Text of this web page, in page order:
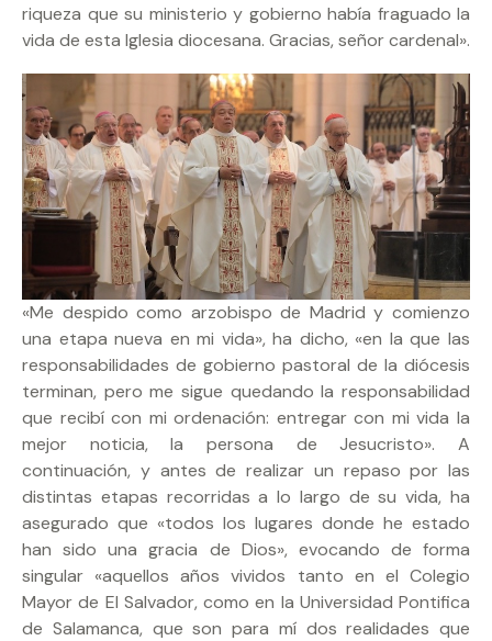
riqueza que su ministerio y gobierno había fraguado la
vida de esta Iglesia diocesana. Gracias, señor cardenal».
«Me despido como arzobispo de Madrid y comienzo
una etapa nueva en mi vida», ha dicho, «en la que las
responsabilidades de gobierno pastoral de la diócesis
terminan, pero me sigue quedando la responsabilidad
que recibí con mi ordenación: entregar con mi vida la
mejor noticia, la persona de Jesucristo». A
continuación, y antes de realizar un repaso por las
distintas etapas recorridas a lo largo de su vida, ha
asegurado que «todos los lugares donde he estado
han sido una gracia de Dios», evocando de forma
singular «aquellos años vividos tanto en el Colegio
Mayor de El Salvador, como en la Universidad Pontifica
de Salamanca, que son para mí dos realidades que